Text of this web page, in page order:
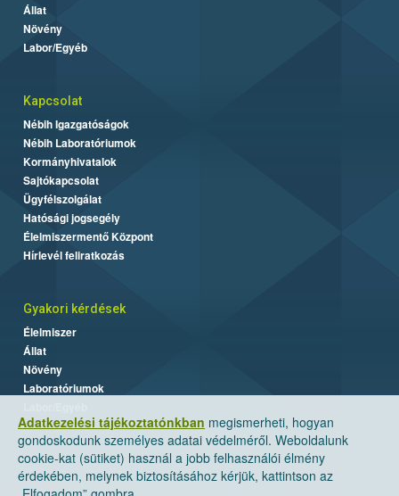
Adatkezelési tájékoztatónkban megismerheti, hogyan
gondoskodunk személyes adatai védelméről. Weboldalunk
cookie-kat (sütiket) használ a jobb felhasználói élmény
érdekében, melynek biztosításához kérjük, kattintson az
Állat
Növény
Labor/Egyéb
Kapcsolat
Nébih Igazgatóságok
Nébih Laboratóriumok
Kormányhivatalok
Sajtókapcsolat
Ügyfélszolgálat
Hatósági jogsegély
Élelmiszermentő Központ
Hírlevél feliratkozás
Gyakori kérdések
Élelmiszer
Állat
Növény
Laboratóriumok